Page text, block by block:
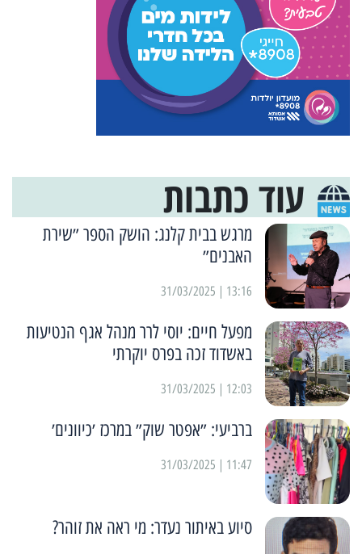
עוד כתבות
מרגש בבית קלנג: הושק הספר ״שירת
האבנים״
13:16 | 31/03/2025
מפעל חיים: יוסי לרר מנהל אגף הנטיעות
באשדוד זכה בפרס יוקרתי
12:03 | 31/03/2025
ברביעי: ״אפטר שוק״ במרכז ׳כיוונים׳
11:47 | 31/03/2025
סיוע באיתור נעדר: מי ראה את זוהר?